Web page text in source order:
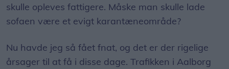
skulle opleves fattigere. Måske man skulle lade
sofaen være et evigt karantæneområde?
Nu havde jeg så fået fnat, og det er der rigelige
årsager til at få i disse dage. Trafikken i Aalborg